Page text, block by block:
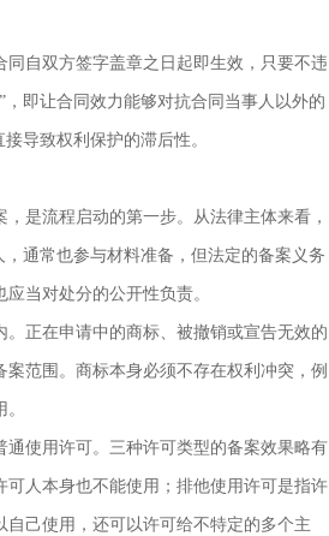
自双方签字盖章之日起即生效，只要不违
即让合同效力能够对抗合同当事人以外的
导致权利保护的滞后性。
是流程启动的第一步。从法律主体来看，
通常也参与材料准备，但法定的备案义务
当对处分的公开性负责。
正在申请中的商标、被撤销或宣告无效的
范围。商标本身必须不存在权利冲突，例
使用许可。三种许可类型的备案效果略有
人本身也不能使用；排他使用许可是指许
己使用，还可以许可给不特定的多个主